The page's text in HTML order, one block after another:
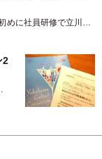
めに社員研修で立川臓
2